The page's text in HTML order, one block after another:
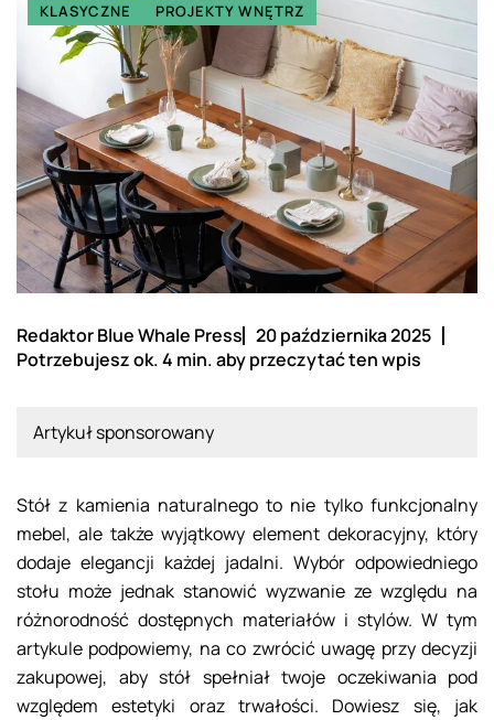
KLASYCZNE PROJEKTY WNĘTRZ
Redaktor Blue Whale Press 20 października 2025
Potrzebujesz ok. 4 min. aby przeczytać ten wpis
Artykuł sponsorowany
Stół z kamienia naturalnego to nie tylko funkcjonalny
mebel, ale także wyjątkowy element dekoracyjny, który
dodaje elegancji każdej jadalni. Wybór odpowiedniego
stołu może jednak stanowić wyzwanie ze względu na
różnorodność dostępnych materiałów i stylów. W tym
artykule podpowiemy, na co zwrócić uwagę przy decyzji
zakupowej, aby stół spełniał twoje oczekiwania pod
względem estetyki oraz trwałości. Dowiesz się, jak